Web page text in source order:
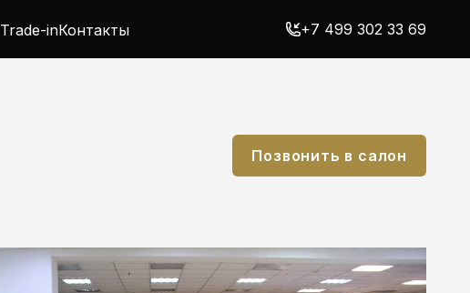
Trade-inКонтакты +7 499 302 33 69
Позвонить в салон